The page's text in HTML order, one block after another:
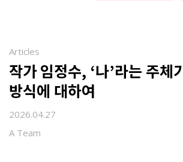
Articles
작가 임정수, ‘나’라는 주체
방식에 대하여
2026.04.27
A Team